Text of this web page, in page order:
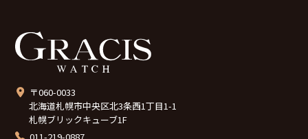
〒060-0033
北海道札幌市中央区北3条西1丁目1-1
札幌ブリックキューブ1F